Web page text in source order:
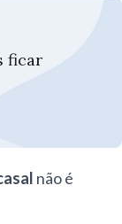
ficar
não é